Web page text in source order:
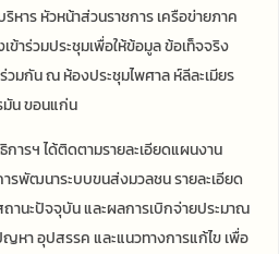
าร หัวหน้าส่วนราชการ เครือข่ายภาค
ข้าร่วมประชุมเพื่อให้ข้อมูล ข้อเท็จจริง
มกัน ณ ห้องประชุมไพศาล ห์ลีละเมียร
มัน ขอนแก่น
ารฯ ได้ติดตามรายละเอียดแผนงาน
รพัฒนาระบบขนส่งมวลชน รายละเอียด
านะปัจจุบัน และผลการเบิกจ่ายประมาณ
หา อุปสรรค และแนวทางการแก้ไข เพื่อ